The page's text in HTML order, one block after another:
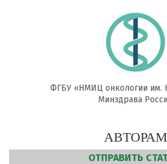
ФГБУ «НМИЦ онкологии им.
Минздрава
АВТОРАМ
ОТПРАВИТЬ